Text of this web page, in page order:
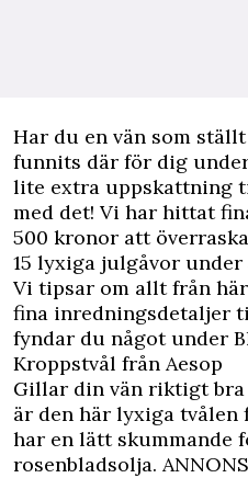
Har du en vän som
funnits där för dig
lite extra uppskattning
med det! Vi har hittat
500 kronor att
15 lyxiga julgåvor
Vi tipsar om allt från
fina inredningsdetaljer
fyndar du något under
Kroppstvål från Aesop
Gillar din vän riktigt
är den här lyxiga tvålen
har en lätt skummande
rosenbladsolja.